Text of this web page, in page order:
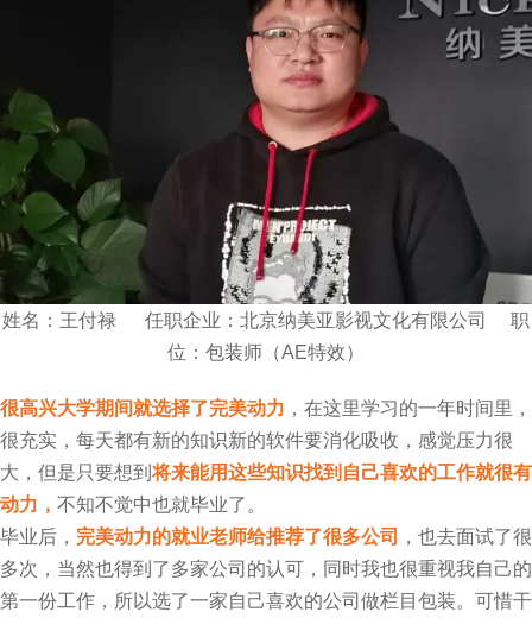
姓名：王付禄 任职企业：北京纳美亚影视文化有限公司 职
位：包装师（AE特效）
很高兴大学期间就选择了完美动力 ，在这里学习的一年时间里，
很充实，每天都有新的知识新的软件要消化吸收，感觉压力很
大，但是只要想到将来能用这些知识找到自己喜欢的工作就很有
动力， 不知不觉中也就毕业了。
毕业后， 完美动力的就业老师给推荐了很多公司
，也去面试了很
多次，当然也得到了多家公司的认可，同时我也很重视我自己的
第一份工作，所以选了一家自己喜欢的公司做栏目包装。可惜干